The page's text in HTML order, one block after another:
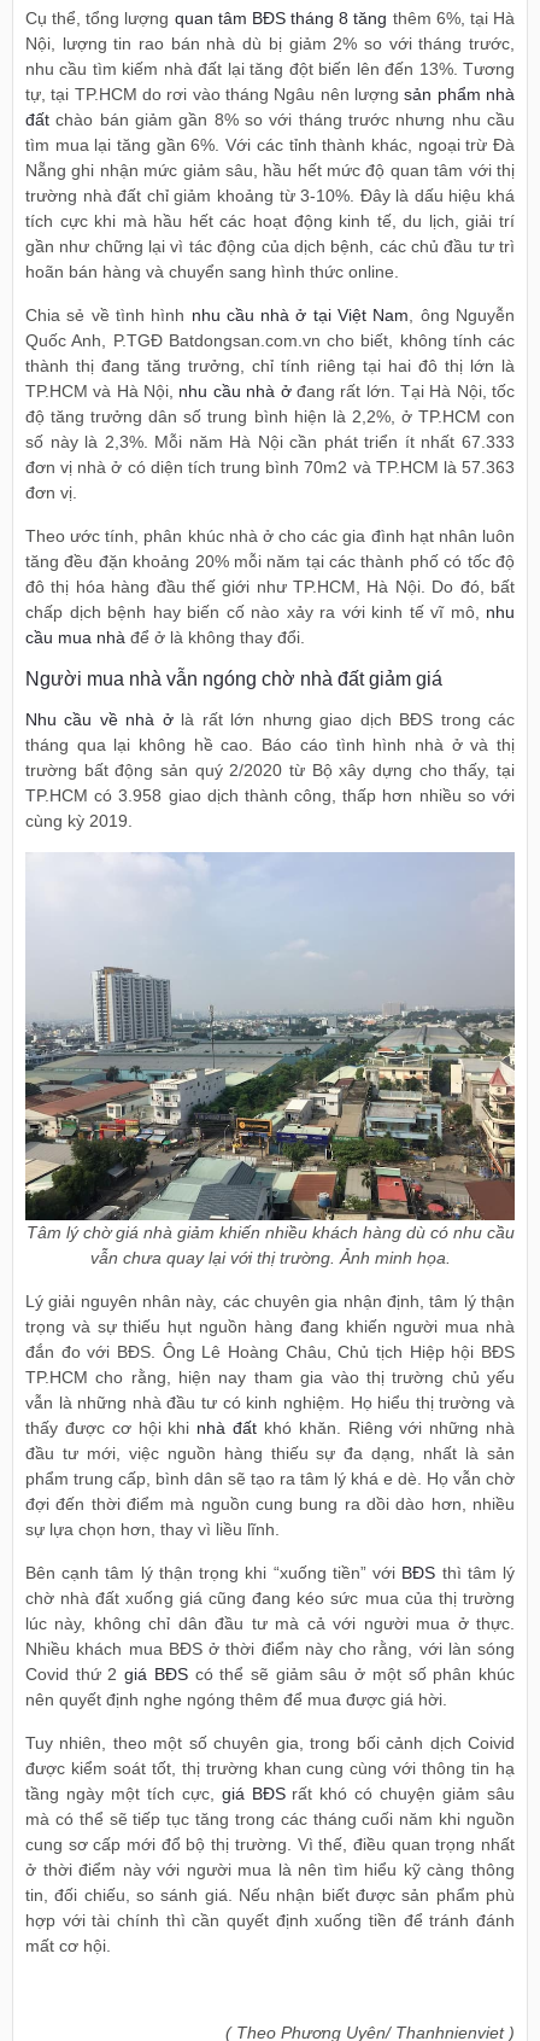
Cụ thể, tổng lượng quan tâm BĐS tháng 8 tăng thêm 6%, tại Hà
Nội, lượng tin rao bán nhà dù bị giảm 2% so với tháng trước,
nhu cầu tìm kiếm nhà đất lại tăng đột biến lên đến 13%. Tương
tự, tại TP.HCM do rơi vào tháng Ngâu nên lượngsản phẩm nhà
đất chào bán giảm gần 8% so với tháng trước nhưng nhu cầu
tìm mua lại tăng gần 6%. Với các tỉnh thành khác, ngoại trừ Đà
Nẵng ghi nhận mức giảm sâu, hầu hết mức độ quan tâm với thị
trường nhà đất chỉ giảm khoảng từ 3-10%. Đây là dấu hiệu khá
tích cực khi mà hầu hết các hoạt động kinh tế, du lịch, giải trí
gần như chững lại vì tác động của dịch bệnh, các chủ đầu tư trì
hoãn bán hàng và chuyển sang hình thức online.
Chia sẻ về tình hình nhu cầu nhà ở tại Việt Nam, ông Nguyễn
Quốc Anh, P.TGĐ Batdongsan.com.vn cho biết, không tính các
thành thị đang tăng trưởng, chỉ tính riêng tại hai đô thị lớn là
TP.HCM và Hà Nội, nhu cầu nhà ởđang rất lớn. Tại Hà Nội, tốc
độ tăng trưởng dân số trung bình hiện là 2,2%, ở TP.HCM con
số này là 2,3%. Mỗi năm Hà Nội cần phát triển ít nhất 67.333
đơn vị nhà ở có diện tích trung bình 70m2 và TP.HCM là 57.363
đơn vị.
Theo ước tính, phân khúc nhà ở cho các gia đình hạt nhân luôn
tăng đều đặn khoảng 20% mỗi năm tại các thành phố có tốc độ
đô thị hóa hàng đầu thế giới như TP.HCM, Hà Nội. Do đó, bất
chấp dịch bệnh hay biến cố nào xảy ra với kinh tế vĩ mô, nhu
cầu mua nhà để ở là không thay đổi.
Người mua nhà vẫn ngóng chờ nhà đất giảm giá
Nhu cầu về nhà ởlà rất lớn nhưng giao dịch BĐS trong các
tháng qua lại không hề cao. Báo cáo tình hình nhà ở và thị
trường bất động sản quý 2/2020 từ Bộ xây dựng cho thấy, tại
TP.HCM có 3.958 giao dịch thành công, thấp hơn nhiều so với
cùng kỳ 2019.
Tâm lý chờ giá nhà giảm khiến nhiều khách hàng dù có nhu cầu
vẫn chưa quay lại với thị trường. Ảnh minh họa.
Lý giải nguyên nhân này, các chuyên gia nhận định, tâm lý thận
trọng và sự thiếu hụt nguồn hàng đang khiến người mua nhà
đắn đo với BĐS. Ông Lê Hoàng Châu, Chủ tịch Hiệp hội BĐS
TP.HCM cho rằng, hiện nay tham gia vào thị trường chủ yếu
vẫn là những nhà đầu tư có kinh nghiệm. Họ hiểu thị trường và
thấy được cơ hội khi nhà đất khó khăn. Riêng với những nhà
đầu tư mới, việc nguồn hàng thiếu sự đa dạng, nhất là sản
phẩm trung cấp, bình dân sẽ tạo ra tâm lý khá e dè. Họ vẫn chờ
đợi đến thời điểm mà nguồn cung bung ra dồi dào hơn, nhiều
sự lựa chọn hơn, thay vì liều lĩnh.
Bên cạnh tâm lý thận trọng khi “xuống tiền” với BĐS thì tâm lý
chờ nhà đất xuống giá cũng đang kéo sức mua của thị trường
lúc này, không chỉ dân đầu tư mà cả với người mua ở thực.
Nhiều khách mua BĐS ở thời điểm này cho rằng, với làn sóng
Covid thứ 2giá BĐScó thể sẽ giảm sâu ở một số phân khúc
nên quyết định nghe ngóng thêm để mua được giá hời.
Tuy nhiên, theo một số chuyên gia, trong bối cảnh dịch Coivid
được kiểm soát tốt, thị trường khan cung cùng với thông tin hạ
tầng ngày một tích cực, giá BĐSrất khó có chuyện giảm sâu
mà có thể sẽ tiếp tục tăng trong các tháng cuối năm khi nguồn
cung sơ cấp mới đổ bộ thị trường. Vì thế, điều quan trọng nhất
ở thời điểm này với người mua là nên tìm hiểu kỹ càng thông
tin, đối chiếu, so sánh giá. Nếu nhận biết được sản phẩm phù
hợp với tài chính thì cần quyết định xuống tiền để tránh đánh
mất cơ hội.
( Theo Phương Uyên/ Thanhnienviet )